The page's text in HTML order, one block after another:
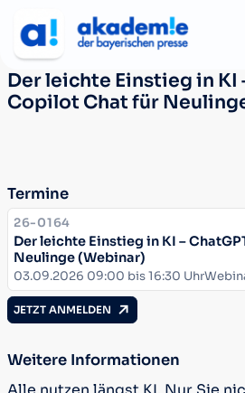
Der leichte Einstieg in KI
Copilot Chat für
Termine
KURSNUMMER:
26-0164
Der leichte Einstieg in KI –
Neulinge (Webinar)
Datum:
03.09.2026 09:00 bis 16:30 UhrOrt:
JETZT ANMELDEN
Weitere Informationen